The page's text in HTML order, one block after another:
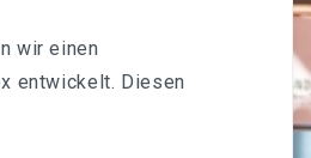
wir einen
entwickelt. Diesen